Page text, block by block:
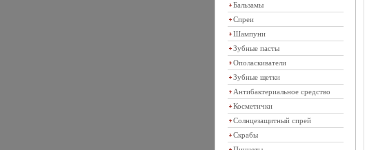
Бальзамы
Спреи
Шампуни
Зубные пасты
Ополаскиватели
Зубные щетки
Антибактериальное средство
Косметички
Солнцезащитный спрей
Скрабы